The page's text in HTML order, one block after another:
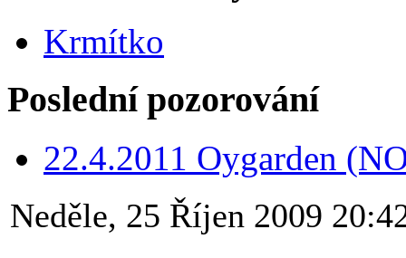
Krmítko
Poslední pozorování
22.4.2011 Oygarden
Neděle, 25 Říjen 2009